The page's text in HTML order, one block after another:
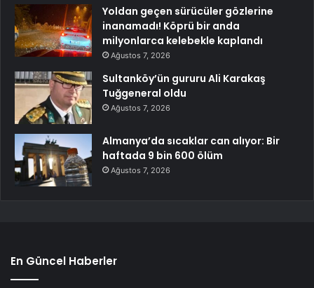
Yoldan geçen sürücüler gözlerine
inanamadı! Köprü bir anda
milyonlarca kelebekle kaplandı
Ağustos 7, 2026
Sultanköy’ün gururu Ali Karakaş
Tuğgeneral oldu
Ağustos 7, 2026
Almanya’da sıcaklar can alıyor: Bir
haftada 9 bin 600 ölüm
Ağustos 7, 2026
En Güncel Haberler